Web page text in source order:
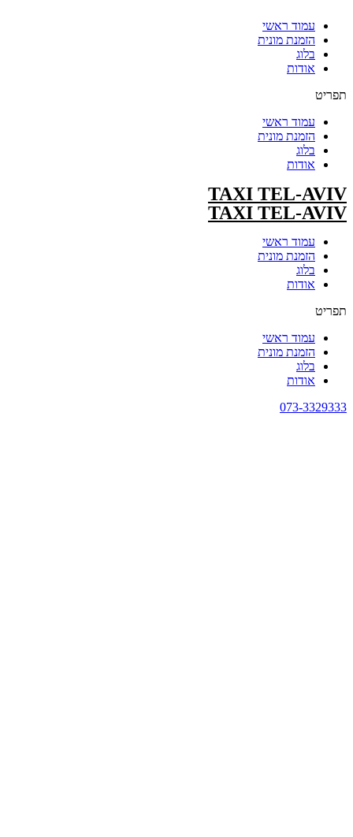
עמוד ראשי
הזמנת מונית
בלוג
אודות
תפריט
עמוד ראשי
הזמנת מונית
בלוג
אודות
TAXI TEL-AVIV
TAXI TEL-AVIV
עמוד ראשי
הזמנת מונית
בלוג
אודות
תפריט
עמוד ראשי
הזמנת מונית
בלוג
אודות
073-3329333